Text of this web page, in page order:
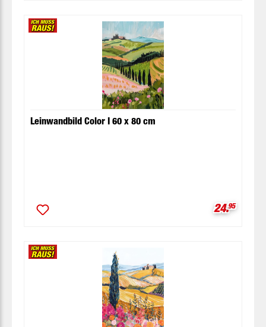
Leinwandbild Color I 60 x 80 cm
24.95